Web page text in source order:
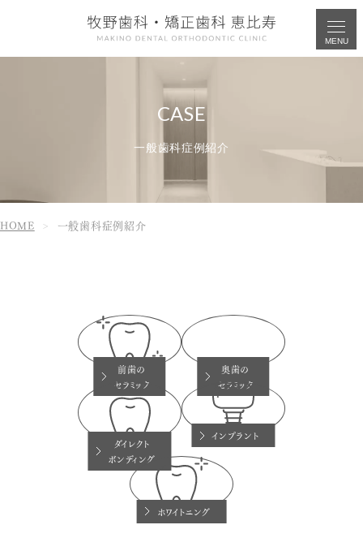
MENU
一般歯科症例紹介
HOME 一般歯科症例紹介
前歯の
セラミック
奥歯の
セラミック
ダイレクト
ボンディング
インプラント
ホワイトニング